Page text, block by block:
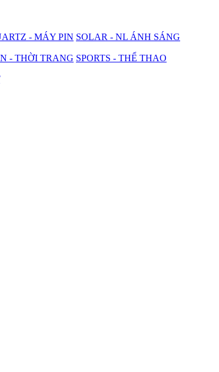
- MÁY PIN SOLAR - NL ÁNH SÁNG
- THỜI TRANG SPORTS - THỂ THAO